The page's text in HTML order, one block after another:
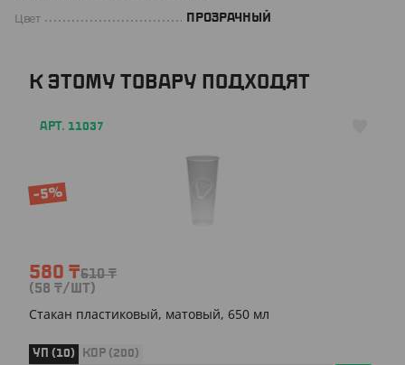
Цвет ПРОЗРАЧНЫЙ
К ЭТОМУ ТОВАРУ ПОДХОДЯТ
АРТ. 11037
-5%
580 ₸610₸
(58 ₸/ШТ)
Стакан пластиковый, матовый, 650 мл
УП (10) КОР (200)